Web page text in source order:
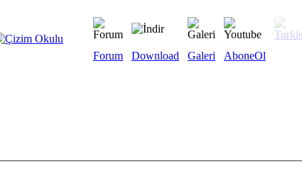
Forum Download Galeri AboneOl